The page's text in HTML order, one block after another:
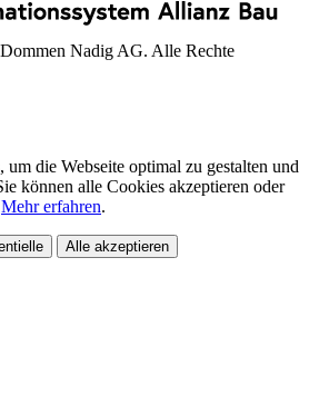
Nadig AG. Alle Rechte
die Webseite optimal zu gestalten und
können alle Cookies akzeptieren oder
Mehr erfahren.
Alle akzeptieren